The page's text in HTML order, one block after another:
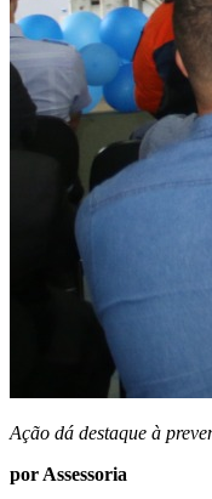
Ação dá destaque à
por Assessoria